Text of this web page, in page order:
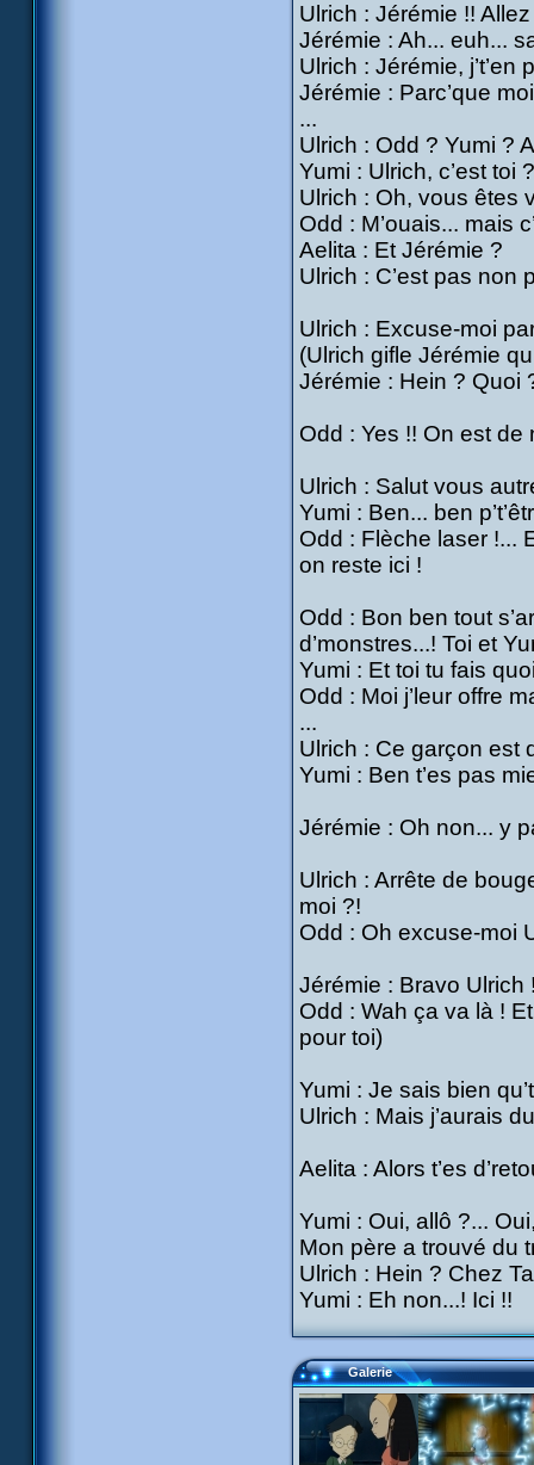
Ulrich : Jérémie !!
Jérémie : Ah... euh...
Ulrich : Jérémie, j’t’en
Jérémie : Parc’que
...
Ulrich : Odd ? Yumi ?
Yumi : Ulrich, c’est toi ?
Ulrich : Oh, vous êtes
Odd : M’ouais... mais
Aelita : Et Jérémie ?
Ulrich : C’est pas non
Ulrich : Excuse-moi
(Ulrich gifle Jérémie
Jérémie : Hein ? Quoi
Odd : Yes !! On est
Ulrich : Salut vous
Yumi : Ben... ben
Odd : Flèche laser !...
on reste ici !
Odd : Bon ben tout
d’monstres...! Toi et
Yumi : Et toi tu fais
Odd : Moi j’leur offre
...
Ulrich : Ce garçon est
Yumi : Ben t’es pas
Jérémie : Oh non... y
Ulrich : Arrête de
moi ?!
Odd : Oh excuse-moi
Jérémie : Bravo Ulrich
Odd : Wah ça va là !
pour toi)
Yumi : Je sais bien
Ulrich : Mais j’aurais
Aelita : Alors t’es
Yumi : Oui, allô ?...
Mon père a trouvé du
Ulrich : Hein ? Chez
Yumi : Eh non...! Ici !!
Galerie